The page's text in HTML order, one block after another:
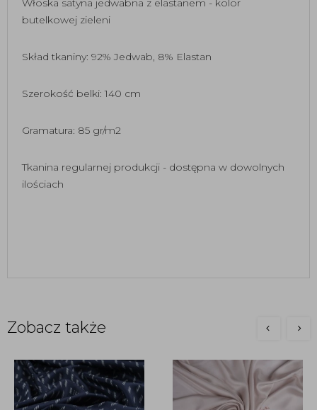
Włoska satyna jedwabna z elastanem - kolor
butelkowej zieleni
Skład tkaniny: 92% Jedwab, 8% Elastan
Szerokość belki: 140 cm
Gramatura: 85 gr/m2
Tkanina regularnej produkcji - dostępna w dowolnych
ilościach
Zobacz także